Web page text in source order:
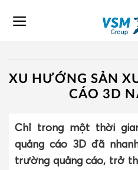
XU HƯỚNG SẢN
CÁO 3D
Chỉ trong một thời
quảng cáo 3D đã
trường quảng cáo, trở